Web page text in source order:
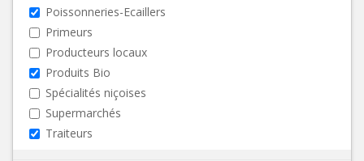
Poissonneries-Ecaillers
Primeurs
Producteurs locaux
Produits Bio
Spécialités niçoises
Supermarchés
Traiteurs